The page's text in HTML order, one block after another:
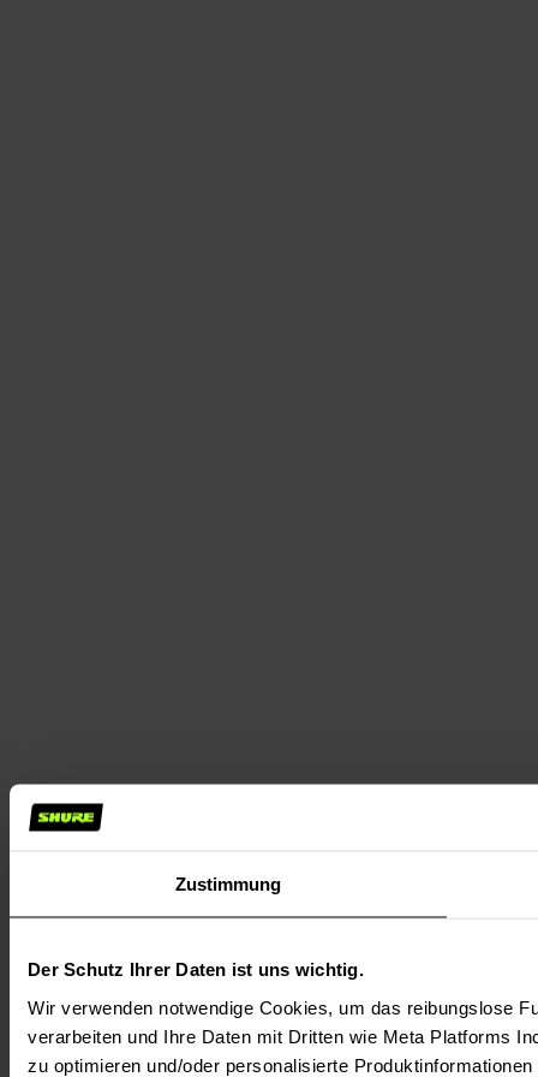
Zustimmung
Der Schutz Ihrer Daten ist uns wichtig.
Wir verwenden notwendige Cookies, um das reibungslose
verarbeiten und Ihre Daten mit Dritten wie Meta Platforms
zu optimieren und/oder personalisierte